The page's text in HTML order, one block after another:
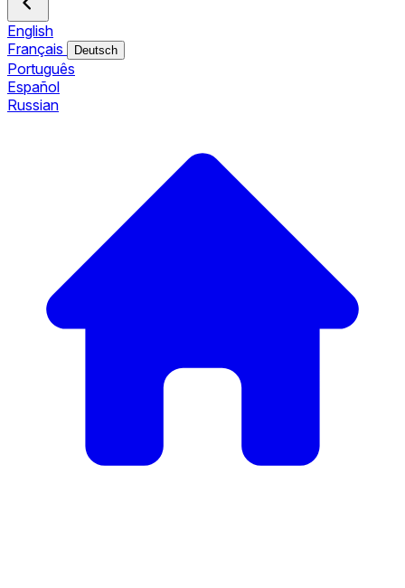
English
Français
Deutsch
Português
Español
Russian